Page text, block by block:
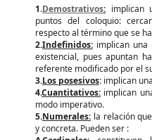
1.Demostrativos: implican
puntos del coloquio:
respecto al término que se
2.Indefinidos: implican
existencial, pues apuntan
referente modificado por el
3.Los posesivos: implican
4.Cuantitativos: implican
modo imperativo.
5.Numerales: la relación
y concreta. Pueden ser :